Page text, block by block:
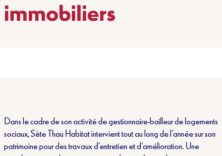
immobiliers
Dans le cadre de son activité de gestionnaire-bailleur de logements
sociaux, Sète Thau Habitat intervient tout au long de l’année sur son
patrimoine pour des travaux d’entretien et d’amélioration. Une